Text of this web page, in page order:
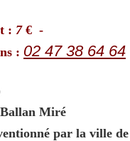
: 7 € -
: 02 47 38 64 64
Miré
par la ville